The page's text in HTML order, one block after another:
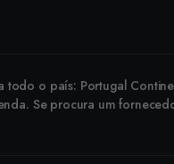
o país: Portugal
Se procura um